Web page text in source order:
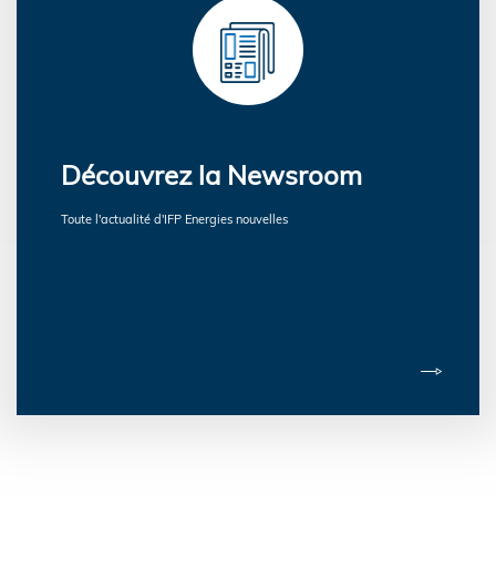
Découvrez la Newsroom
Toute l'actualité d'IFP Energies nouvelles